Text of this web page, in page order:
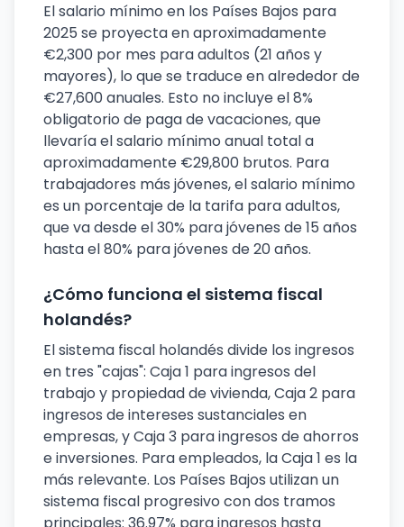
El salario mínimo en los Países Bajos para
2025 se proyecta en aproximadamente
€2,300 por mes para adultos (21 años y
mayores), lo que se traduce en alrededor de
€27,600 anuales. Esto no incluye el 8%
obligatorio de paga de vacaciones, que
llevaría el salario mínimo anual total a
aproximadamente €29,800 brutos. Para
trabajadores más jóvenes, el salario mínimo
es un porcentaje de la tarifa para adultos,
que va desde el 30% para jóvenes de 15 años
hasta el 80% para jóvenes de 20 años.
¿Cómo funciona el sistema fiscal
holandés?
El sistema fiscal holandés divide los ingresos
en tres "cajas": Caja 1 para ingresos del
trabajo y propiedad de vivienda, Caja 2 para
ingresos de intereses sustanciales en
empresas, y Caja 3 para ingresos de ahorros
e inversiones. Para empleados, la Caja 1 es la
más relevante. Los Países Bajos utilizan un
sistema fiscal progresivo con dos tramos